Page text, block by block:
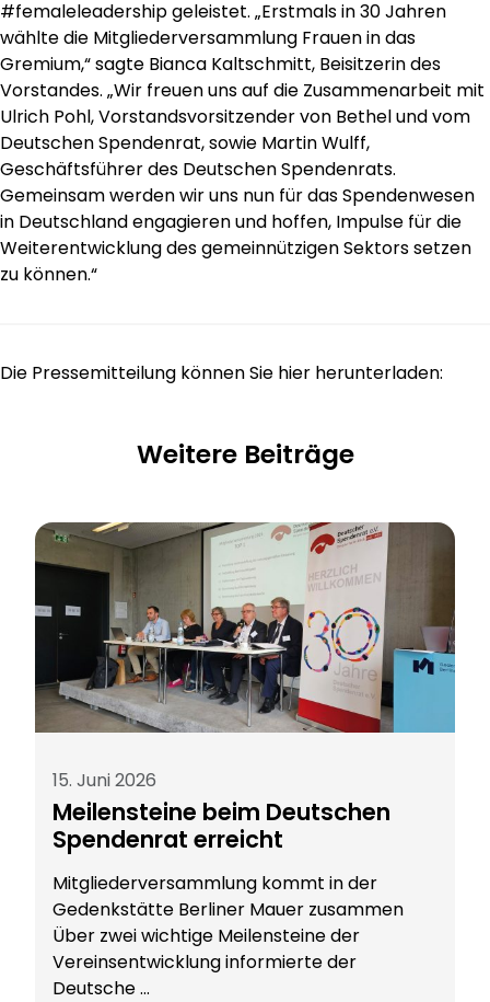
#femaleleadership geleistet. „Erstmals in 30 Jahren
wählte die Mitgliederversammlung Frauen in das
Gremium,“ sagte Bianca Kaltschmitt, Beisitzerin des
Vorstandes. „Wir freuen uns auf die Zusammenarbeit mit
Ulrich Pohl, Vorstandsvorsitzender von Bethel und vom
Deutschen Spendenrat, sowie Martin Wulff,
Geschäftsführer des Deutschen Spendenrats.
Gemeinsam werden wir uns nun für das Spendenwesen
in Deutschland engagieren und hoffen, Impulse für die
Weiterentwicklung des gemeinnützigen Sektors setzen
zu können.“
Die Pressemitteilung können Sie hier herunterladen:
Weitere Beiträge
15. Juni 2026
Meilensteine beim Deutschen
Spendenrat erreicht
Mitgliederversammlung kommt in der
Gedenkstätte Berliner Mauer zusammen
Über zwei wichtige Meilensteine der
Vereinsentwicklung informierte der
Deutsche ...